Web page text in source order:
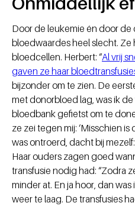
Door de leukemie én door de
bloedwaardes heel slecht.
bloedcellen. Herbert: “Al vrij
gaven ze haar
bijzonder om te zien. De
met donorbloed lag, was ik
bloedbank gefietst om te
ze zei tegen mij: ‘Misschien is
was ontroerd, dacht bij
Haar ouders zagen goed
transfusie nodig had: “Zodra
minder at. En ja hoor, dan
weer te laag. De transfusies